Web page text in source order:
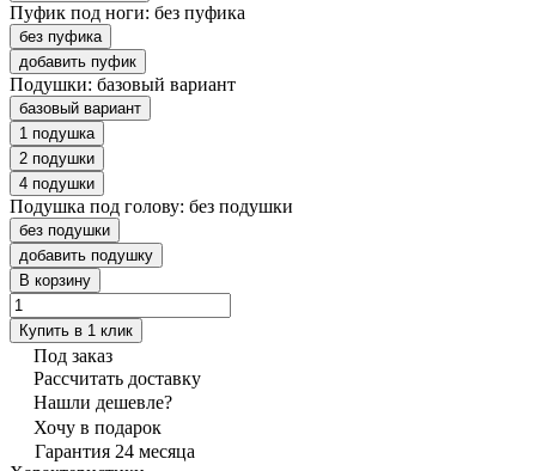
Пуфик под ноги: без пуфика
без пуфика
добавить пуфик
Подушки: базовый вариант
базовый вариант
1 подушка
2 подушки
4 подушки
Подушка под голову: без подушки
без подушки
добавить подушку
В корзину
Купить в 1 клик
Под заказ
Рассчитать доставку
Нашли дешевле?
Хочу в подарок
Гарантия 24 месяца